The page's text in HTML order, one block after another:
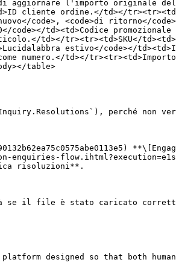
di aggiornare l'importo originale
cliente ordine.</td></
code>, <code>di ritorno</
code></td><td>Codice
td></tr><tr><td>SKU</
estivo</code></
numero.</td></
table>
perché non
risoluzioni**.
se il file è stato caricato
designed so that both